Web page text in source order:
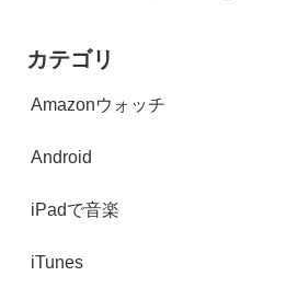
カテゴリ
Amazonウォッチ
Android
iPadで音楽
iTunes